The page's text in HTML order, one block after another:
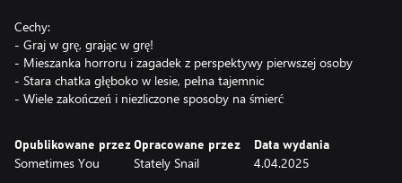
Cechy:
- Graj w grę, grając w grę!
- Mieszanka horroru i zagadek z perspektywy pierwszej osoby
- Stara chatka głęboko w lesie, pełna tajemnic
- Wiele zakończeń i niezliczone sposoby na śmierć
Opublikowane przez
Sometimes You
Opracowane przez
Stately Snail
Data wydania
4.04.2025